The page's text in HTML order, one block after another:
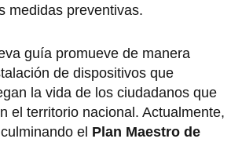
medidas preventivas.
guía promueve de manera
de dispositivos que
la vida de los ciudadanos que
el territorio nacional. Actualmente,
el Plan Maestro de